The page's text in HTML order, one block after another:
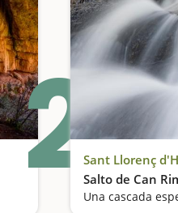
2Sant Llorenç
Salto de Can
Una cascada